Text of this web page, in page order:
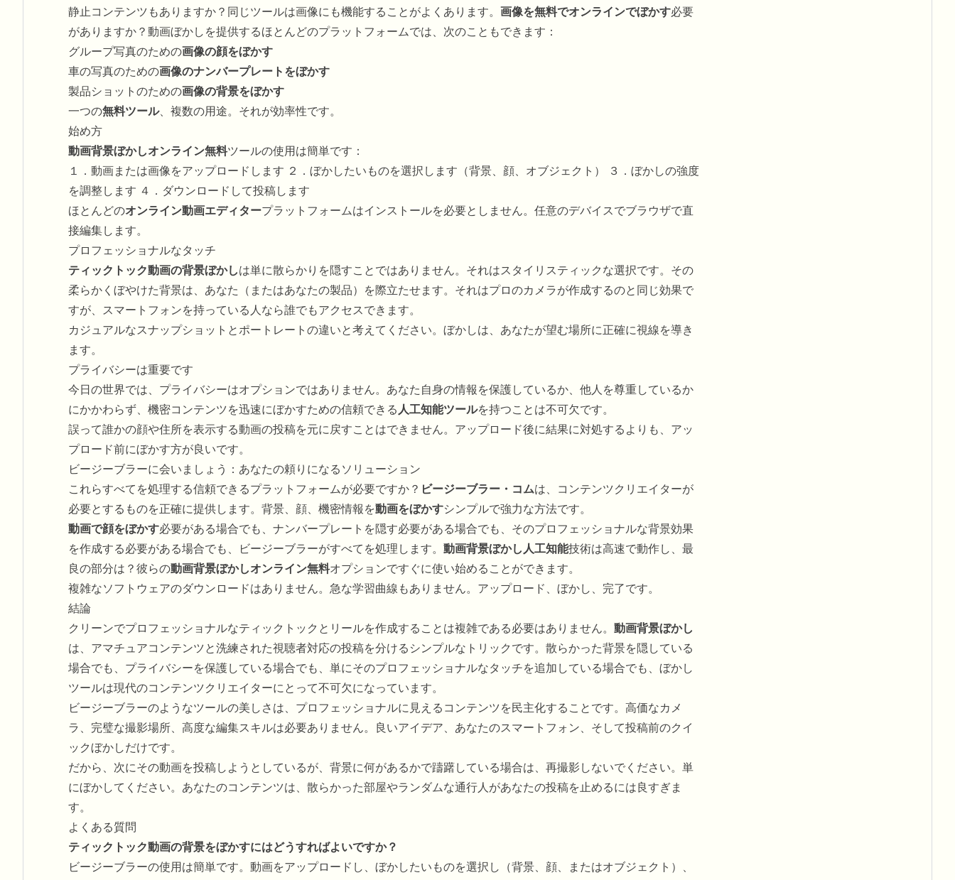
静止コンテンツもありますか？同じツールは画像にも機能することがよくあります。 画像を無料でオンラインでぼかす必要
がありますか？動画ぼかしを提供するほとんどのプラットフォームでは、次のこともできます：
グループ写真のための画像の顔をぼかす
車の写真のための画像のナンバープレートをぼかす
製品ショットのための画像の背景をぼかす
一つの無料ツール、複数の用途。それが効率性です。
始め方
動画背景ぼかしオンライン無料ツールの使用は簡単です：
１．動画または画像をアップロードします ２．ぼかしたいものを選択します（背景、顔、オブジェクト） ３．ぼかしの強度
を調整します ４．ダウンロードして投稿します
ほとんどのオンライン動画エディタープラットフォームはインストールを必要としません。任意のデバイスでブラウザで直
接編集します。
プロフェッショナルなタッチ
ティックトック動画の背景ぼかしは単に散らかりを隠すことではありません。それはスタイリスティックな選択です。その
柔らかくぼやけた背景は、あなた（またはあなたの製品）を際立たせます。それはプロのカメラが作成するのと同じ効果で
すが、スマートフォンを持っている人なら誰でもアクセスできます。
カジュアルなスナップショットとポートレートの違いと考えてください。ぼかしは、あなたが望む場所に正確に視線を導き
ます。
プライバシーは重要です
今日の世界では、プライバシーはオプションではありません。あなた自身の情報を保護しているか、他人を尊重しているか
にかかわらず、機密コンテンツを迅速にぼかすための信頼できる人工知能ツールを持つことは不可欠です。
誤って誰かの顔や住所を表示する動画の投稿を元に戻すことはできません。アップロード後に結果に対処するよりも、アッ
プロード前にぼかす方が良いです。
ビージーブラーに会いましょう：あなたの頼りになるソリューション
これらすべてを処理する信頼できるプラットフォームが必要ですか？ ビージーブラー・コムは、コンテンツクリエイターが
必要とするものを正確に提供します。背景、顔、機密情報を動画をぼかすシンプルで強力な方法です。
動画で顔をぼかす必要がある場合でも、ナンバープレートを隠す必要がある場合でも、そのプロフェッショナルな背景効果
を作成する必要がある場合でも、ビージーブラーがすべてを処理します。 動画背景ぼかし人工知能技術は高速で動作し、最
良の部分は？彼らの動画背景ぼかしオンライン無料オプションですぐに使い始めることができます。
複雑なソフトウェアのダウンロードはありません。急な学習曲線もありません。アップロード、ぼかし、完了です。
結論
クリーンでプロフェッショナルなティックトックとリールを作成することは複雑である必要はありません。 動画背景ぼかし
は、アマチュアコンテンツと洗練された視聴者対応の投稿を分けるシンプルなトリックです。散らかった背景を隠している
場合でも、プライバシーを保護している場合でも、単にそのプロフェッショナルなタッチを追加している場合でも、ぼかし
ツールは現代のコンテンツクリエイターにとって不可欠になっています。
ビージーブラーのようなツールの美しさは、プロフェッショナルに見えるコンテンツを民主化することです。高価なカメ
ラ、完璧な撮影場所、高度な編集スキルは必要ありません。良いアイデア、あなたのスマートフォン、そして投稿前のクイ
ックぼかしだけです。
だから、次にその動画を投稿しようとしているが、背景に何があるかで躊躇している場合は、再撮影しないでください。単
にぼかしてください。あなたのコンテンツは、散らかった部屋やランダムな通行人があなたの投稿を止めるには良すぎま
す。
よくある質問
ティックトック動画の背景をぼかすにはどうすればよいですか？
ビージーブラーの使用は簡単です。動画をアップロードし、ぼかしたいものを選択し（背景、顔、またはオブジェクト）、